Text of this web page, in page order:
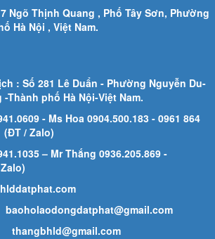
Ngõ Thịnh Quang , Phố Tây Sơn, Phường
Hà Nội , Việt Nam.
: Số 281 Lê Duẩn - Phường Nguyễn Du-
-Thành phố Hà Nội-Việt Nam.
- Ms Hoa 0904.500.183 - 0961 864
(ĐT / Zalo)
– Mr Thắng 0936.205.869 -
baoholaodongdatphat@gmail.com
thangbhld@gmail.com